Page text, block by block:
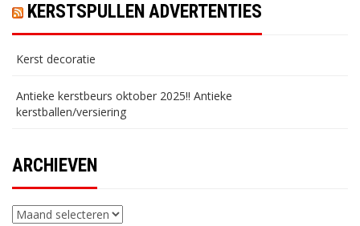
KERSTSPULLEN ADVERTENTIES
Kerst decoratie
Antieke kerstbeurs oktober 2025!! Antieke
kerstballen/versiering
ARCHIEVEN
Archieven